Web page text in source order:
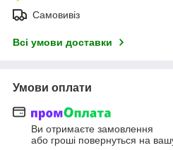
Самовивіз
Всі умови доставки
Умови оплати
Ви отримаєте замовлення
або гроші повернуться на